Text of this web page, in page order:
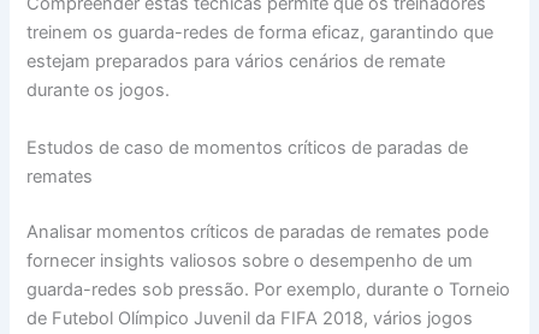
treinem os guarda-redes de forma eficaz, garantindo que
estejam preparados para vários cenários de remate
durante os jogos.
Estudos de caso de momentos críticos de paradas de
remates
Analisar momentos críticos de paradas de remates pode
fornecer insights valiosos sobre o desempenho de um
guarda-redes sob pressão. Por exemplo, durante o Torneio
de Futebol Olímpico Juvenil da FIFA 2018, vários jogos